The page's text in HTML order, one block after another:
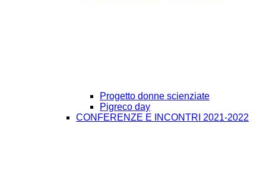
Progetto donne scienziate
Pigreco day
CONFERENZE E INCONTRI 2021-2022